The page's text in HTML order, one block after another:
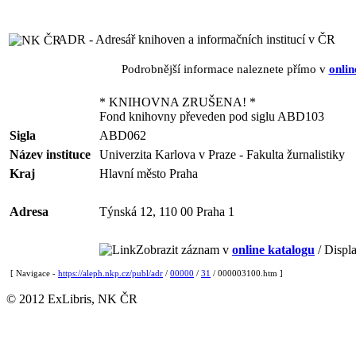
ADR - Adresář knihoven a informačních institucí v ČR
Podrobnější informace naleznete přímo v
* KNIHOVNA ZRUŠENA! *
Fond knihovny převeden pod siglu ABD103
Sigla
ABD062
Název instituce
Univerzita Karlova v Praze - Fakulta žurnalistiky
Kraj
Hlavní město Praha
Adresa Týnská 12, 110 00 Praha 1
Zobrazit záznam v online katalogu /
[ Navigace - https://aleph.nkp.cz/publ/adr / 00000 / 31 / 000003100.htm ]
© 2012 ExLibris, NK ČR